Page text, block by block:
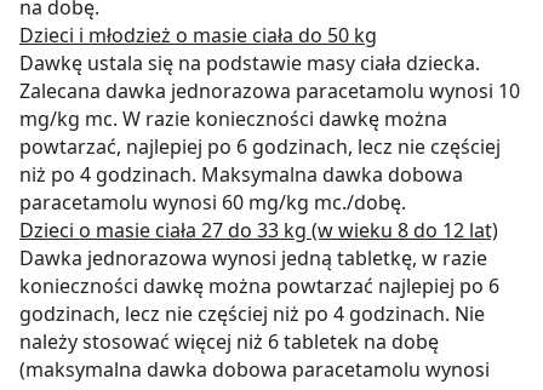
na dobę.
Dzieci i młodzież o masie ciała do 50 kg
Dawkę ustala się na podstawie masy ciała dziecka.
Zalecana dawka jednorazowa paracetamolu wynosi 10
mg/kg mc. W razie konieczności dawkę można
powtarzać, najlepiej po 6 godzinach, lecz nie częściej
niż po 4 godzinach. Maksymalna dawka dobowa
paracetamolu wynosi 60 mg/kg mc./dobę.
Dzieci o masie ciała 27 do 33 kg (w wieku 8 do 12 lat)
Dawka jednorazowa wynosi jedną tabletkę, w razie
konieczności dawkę można powtarzać najlepiej po 6
godzinach, lecz nie częściej niż po 4 godzinach. Nie
należy stosować więcej niż 6 tabletek na dobę
(maksymalna dawka dobowa paracetamolu wynosi